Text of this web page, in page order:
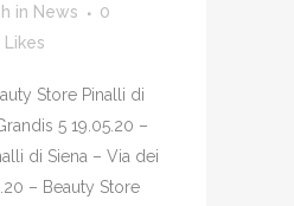
in News
0
Likes
Store Pinalli di
5 19.05.20 –
di Siena – Via dei
– Beauty Store